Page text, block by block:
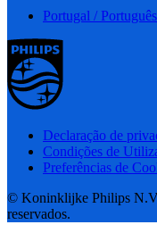
Portugal / Português
Declaração de
Condições de
Preferências de
© Koninklijke Philips
reservados.